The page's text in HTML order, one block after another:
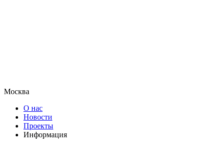
Москва
О нас
Новости
Проекты
Информация